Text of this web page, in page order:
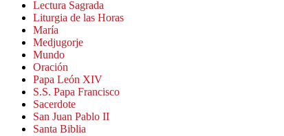
Lectura Sagrada
Liturgia de las Horas
María
Medjugorje
Mundo
Oración
Papa León XIV
S.S. Papa Francisco
Sacerdote
San Juan Pablo II
Santa Biblia